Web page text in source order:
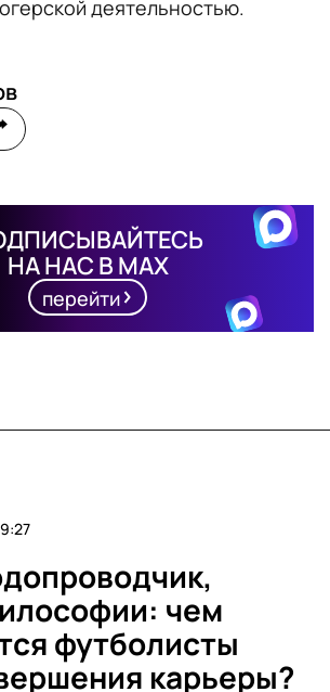
деятельностью.
НА НАС В MAX
перейти
чем
футболисты
карьеры?